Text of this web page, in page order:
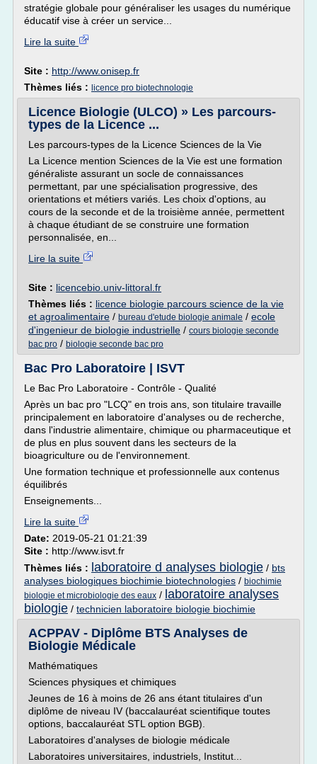
stratégie globale pour généraliser les usages du numérique
éducatif vise à créer un service...
Lire la suite
Site : http://www.onisep.fr
Thèmes liés : licence pro biotechnologie
Licence Biologie (ULCO) » Les parcours-
types de la Licence ...
Les parcours-types de la Licence Sciences de la Vie
La Licence mention Sciences de la Vie est une formation
généraliste assurant un socle de connaissances
permettant, par une spécialisation progressive, des
orientations et métiers variés. Les choix d'options, au
cours de la seconde et de la troisième année, permettent
à chaque étudiant de se construire une formation
personnalisée, en...
Lire la suite
Site : licencebio.univ-littoral.fr
Thèmes liés : licence biologie parcours science de la vie
et agroalimentaire / bureau d'etude biologie animale / ecole
d'ingenieur de biologie industrielle / cours biologie seconde
bac pro / biologie seconde bac pro
Bac Pro Laboratoire | ISVT
Le Bac Pro Laboratoire - Contrôle - Qualité
Après un bac pro "LCQ" en trois ans, son titulaire travaille
principalement en laboratoire d'analyses ou de recherche,
dans l'industrie alimentaire, chimique ou pharmaceutique et
de plus en plus souvent dans les secteurs de la
bioagriculture ou de l'environnement.
Une formation technique et professionnelle aux contenus
équilibrés
Enseignements...
Lire la suite
Date: 2019-05-21 01:21:39
Site : http://www.isvt.fr
Thèmes liés : laboratoire d analyses biologie / bts
analyses biologiques biochimie biotechnologies / biochimie
biologie et microbiologie des eaux / laboratoire analyses
biologie / technicien laboratoire biologie biochimie
ACPPAV - Diplôme BTS Analyses de
Biologie Médicale
Mathématiques
Sciences physiques et chimiques
Jeunes de 16 à moins de 26 ans étant titulaires d'un
diplôme de niveau IV (baccalauréat scientifique toutes
options, baccalauréat STL option BGB).
Laboratoires d'analyses de biologie médicale
Laboratoires universitaires, industriels, Institut...